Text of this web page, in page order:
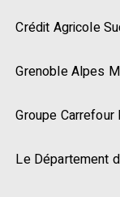
Crédit Agricole
Grenoble Alpes
Groupe Carrefour
Le Département